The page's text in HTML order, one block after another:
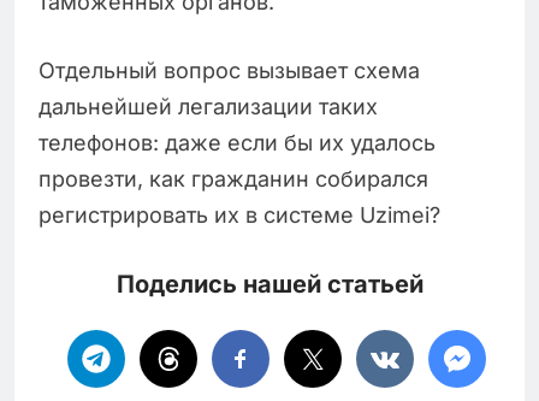
Отдельный вопрос вызывает схема
дальнейшей легализации таких
телефонов: даже если бы их удалось
провезти, как гражданин собирался
регистрировать их в системе Uzimei?
Поделись нашей статьей